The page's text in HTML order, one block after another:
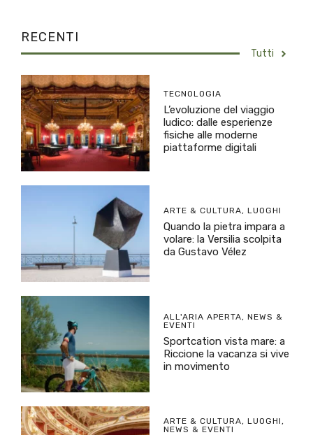
RECENTI
Tutti
TECNOLOGIA
L’evoluzione del viaggio
ludico: dalle esperienze
fisiche alle moderne
piattaforme digitali
ARTE & CULTURA, LUOGHI
Quando la pietra impara a
volare: la Versilia scolpita
da Gustavo Vélez
ALL'ARIA APERTA, NEWS &
EVENTI
Sportcation vista mare: a
Riccione la vacanza si vive
in movimento
ARTE & CULTURA, LUOGHI ,
NEWS & EVENTI